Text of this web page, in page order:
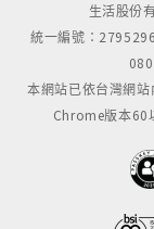
生活股份
統一編號：
本網站已依台灣網
Chrome版本